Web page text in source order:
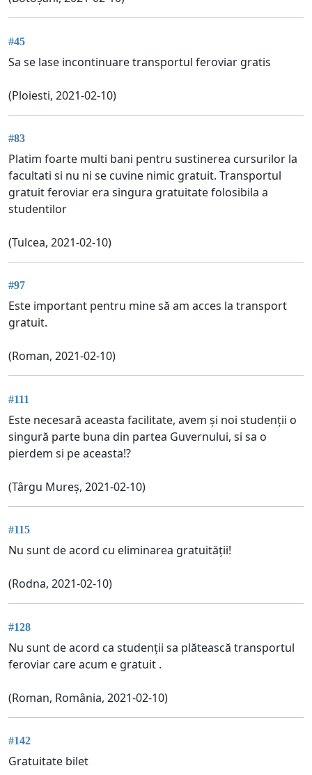
#45
Sa se lase incontinuare transportul feroviar gratis
(Ploiesti, 2021-02-10)
#83
Platim foarte multi bani pentru sustinerea cursurilor la
facultati si nu ni se cuvine nimic gratuit. Transportul
gratuit feroviar era singura gratuitate folosibila a
studentilor
(Tulcea, 2021-02-10)
#97
Este important pentru mine să am acces la transport
gratuit.
(Roman, 2021-02-10)
#111
Este necesară aceasta facilitate, avem și noi studenții o
singură parte buna din partea Guvernului, si sa o
pierdem si pe aceasta!?
(Târgu Mureș, 2021-02-10)
#115
Nu sunt de acord cu eliminarea gratuității!
(Rodna, 2021-02-10)
#128
Nu sunt de acord ca studenții sa plătească transportul
feroviar care acum e gratuit .
(Roman, România, 2021-02-10)
#142
Gratuitate bilet